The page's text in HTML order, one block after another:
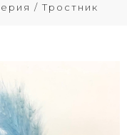
/ Тростник